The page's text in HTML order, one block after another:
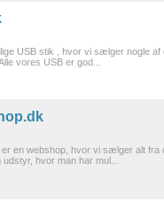
USB stik , hvor vi sælger nogle
vores USB er god...
er en webshop, hvor vi sælger alt
hvor man har mul...